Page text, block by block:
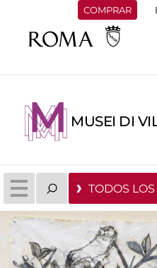
COMPRAR
MUSEI DI
TODOS